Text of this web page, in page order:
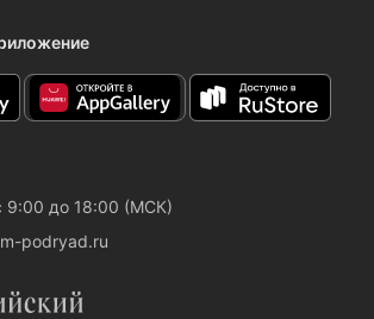
9:00 до 18:00 (МСК)
podryad.ru